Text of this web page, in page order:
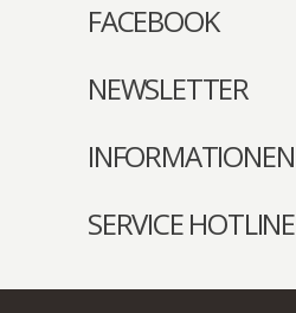
FACEBOOK
NEWSLETTER
INFORMATIONEN
SERVICE HOTLINE